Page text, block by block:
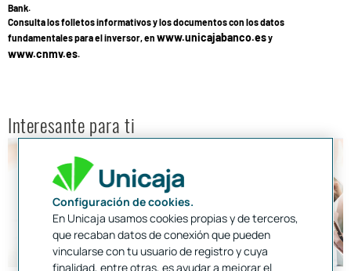
Bank.
Consulta los folletos informativos y los documentos con los datos
fundamentales para el inversor, en www.unicajabanco.esy
www.cnmv.es.
Interesante para ti
Configuración de cookies.
En Unicaja usamos cookies propias y de terceros,
que recaban datos de conexión que pueden
vincularse con tu usuario de registro y cuya
finalidad, entre otras, es ayudar a mejorar el